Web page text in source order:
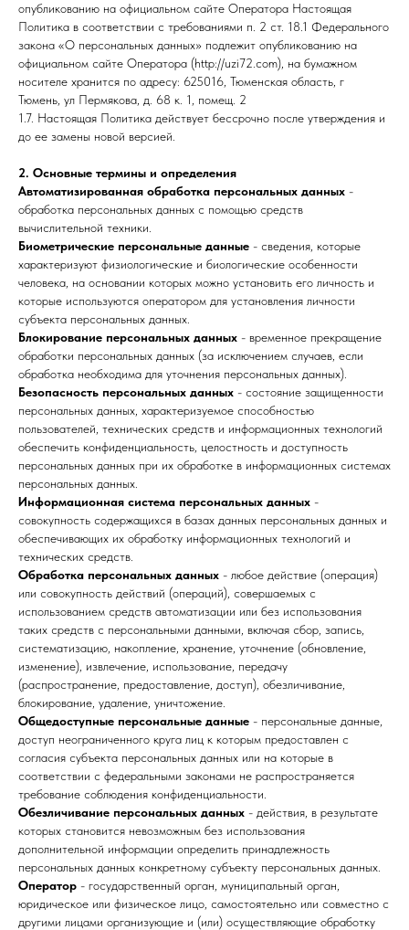
опубликованию на официальном сайте Оператора Настоящая
Политика в соответствии с требованиями п. 2 ст. 18.1 Федерального
закона «О персональных данных» подлежит опубликованию на
официальном сайте Оператора (http://uzi72.com), на бумажном
носителе хранится по адресу: 625016, Тюменская область, г
Тюмень, ул Пермякова, д. 68 к. 1, помещ. 2
1.7. Настоящая Политика действует бессрочно после утверждения и
до ее замены новой версией.
2. Основные термины и определения
Автоматизированная обработка персональных данных -
обработка персональных данных с помощью средств
вычислительной техники.
Биометрические персональные данные - сведения, которые
характеризуют физиологические и биологические особенности
человека, на основании которых можно установить его личность и
которые используются оператором для установления личности
субъекта персональных данных.
Блокирование персональных данных - временное прекращение
обработки персональных данных (за исключением случаев, если
обработка необходима для уточнения персональных данных).
Безопасность персональных данных - состояние защищенности
персональных данных, характеризуемое способностью
пользователей, технических средств и информационных технологий
обеспечить конфиденциальность, целостность и доступность
персональных данных при их обработке в информационных системах
персональных данных.
Информационная система персональных данных -
совокупность содержащихся в базах данных персональных данных и
обеспечивающих их обработку информационных технологий и
технических средств.
Обработка персональных данных - любое действие (операция)
или совокупность действий (операций), совершаемых с
использованием средств автоматизации или без использования
таких средств с персональными данными, включая сбор, запись,
систематизацию, накопление, хранение, уточнение (обновление,
изменение), извлечение, использование, передачу
(распространение, предоставление, доступ), обезличивание,
блокирование, удаление, уничтожение.
Общедоступные персональные данные - персональные данные,
доступ неограниченного круга лиц к которым предоставлен с
согласия субъекта персональных данных или на которые в
соответствии с федеральными законами не распространяется
требование соблюдения конфиденциальности.
Обезличивание персональных данных - действия, в результате
которых становится невозможным без использования
дополнительной информации определить принадлежность
персональных данных конкретному субъекту персональных данных.
Оператор - государственный орган, муниципальный орган,
юридическое или физическое лицо, самостоятельно или совместно с
другими лицами организующие и (или) осуществляющие обработку